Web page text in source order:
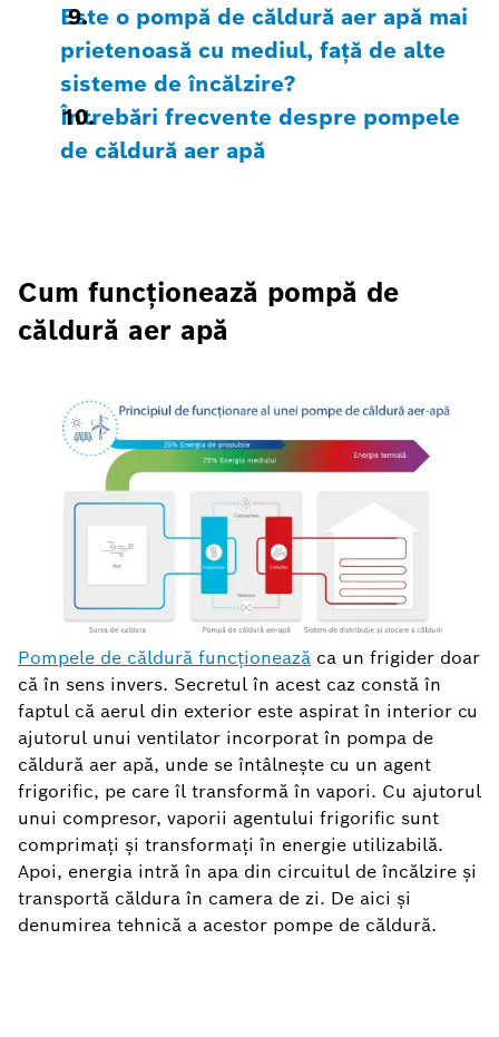
Este o pompă de căldură aer apă mai
prietenoasă cu mediul, față de alte
sisteme de încălzire?
Întrebări frecvente despre pompele
de căldură aer apă
Cum funcționează pompă de
căldură aer apă
Pompele de căldură funcționează ca un frigider doar
că în sens invers. Secretul în acest caz constă în
faptul că aerul din exterior este aspirat în interior cu
ajutorul unui ventilator incorporat în pompa de
căldură aer apă, unde se întâlnește cu un agent
frigorific, pe care îl transformă în vapori. Cu ajutorul
unui compresor, vaporii agentului frigorific sunt
comprimați și transformați în energie utilizabilă.
Apoi, energia intră în apa din circuitul de încălzire și
transportă căldura în camera de zi. De aici și
denumirea tehnică a acestor pompe de căldură.